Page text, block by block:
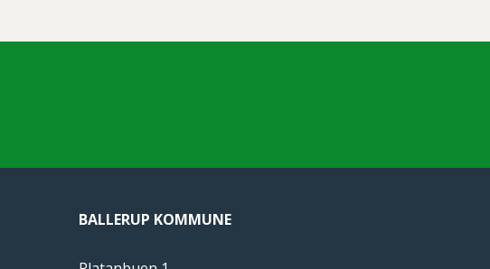
BALLERUP KOMMUNE